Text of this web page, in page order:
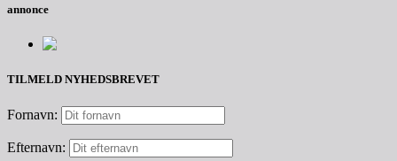
annonce
TILMELD NYHEDSBREVET
Fornavn:
Efternavn: